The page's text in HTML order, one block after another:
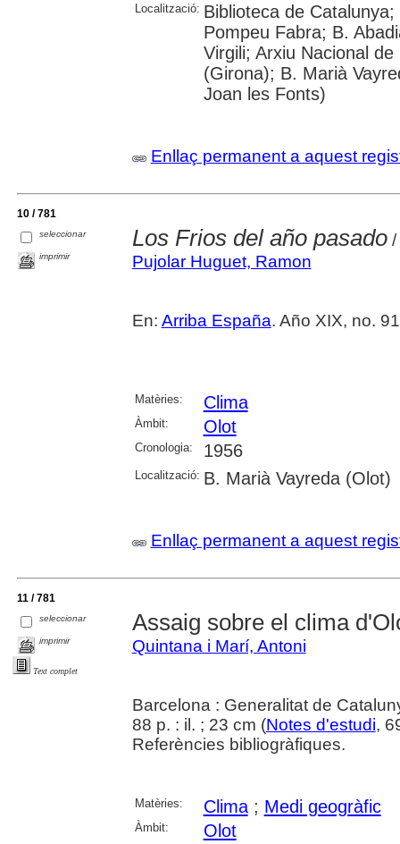
Localització: Biblioteca de
Pompeu Fabra; B.
Virgili; Arxiu Nacional
(Girona); B. Marià
Joan les Fonts)
Enllaç permanent a aquest
10 / 781
seleccionar
imprimir
Los Frios del año pasado/
Pujolar Huguet, Ramon
En: Arriba España. Año XIX, no.
Matèries: Clima
Àmbit: Olot
Cronologia: 1956
Localització: B. Marià Vayreda (Olot)
Enllaç permanent a aquest
11 / 781
seleccionar
imprimir
Text complet
Assaig sobre el clima
Quintana i Marí, Antoni
Barcelona : Generalitat de
88 p. : il. ; 23 cm (Notes d'estudi,
Referències bibliogràfiques.
Matèries: Clima; Medi geogràfic
Àmbit: Olot